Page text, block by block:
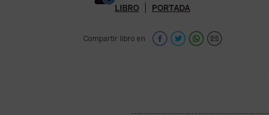
LIBRO
PORTADA
Compartir libro en